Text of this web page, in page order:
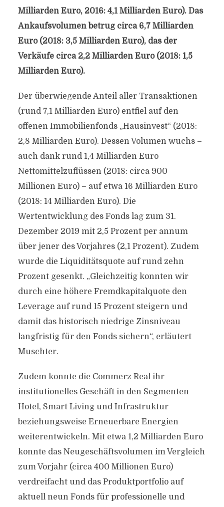
Milliarden Euro, 2016: 4,1 Milliarden Euro). Das
Ankaufsvolumen betrug circa 6,7 Milliarden
Euro (2018: 3,5 Milliarden Euro), das der
Verkäufe circa 2,2 Milliarden Euro (2018: 1,5
Milliarden Euro).
Der überwiegende Anteil aller Transaktionen
(rund 7,1 Milliarden Euro) entfiel auf den
offenen Immobilienfonds „Hausinvest“ (2018:
2,8 Milliarden Euro). Dessen Volumen wuchs –
auch dank rund 1,4 Milliarden Euro
Nettomittelzuflüssen (2018: circa 900
Millionen Euro) – auf etwa 16 Milliarden Euro
(2018: 14 Milliarden Euro). Die
Wertentwicklung des Fonds lag zum 31.
Dezember 2019 mit 2,5 Prozent per annum
über jener des Vorjahres (2,1 Prozent). Zudem
wurde die Liquiditätsquote auf rund zehn
Prozent gesenkt. „Gleichzeitig konnten wir
durch eine höhere Fremdkapitalquote den
Leverage auf rund 15 Prozent steigern und
damit das historisch niedrige Zinsniveau
langfristig für den Fonds sichern“, erläutert
Muschter.
Zudem konnte die Commerz Real ihr
institutionelles Geschäft in den Segmenten
Hotel, Smart Living und Infrastruktur
beziehungsweise Erneuerbare Energien
weiterentwickeln. Mit etwa 1,2 Milliarden Euro
konnte das Neugeschäftsvolumen im Vergleich
zum Vorjahr (circa 400 Millionen Euro)
verdreifacht und das Produktportfolio auf
aktuell neun Fonds für professionelle und